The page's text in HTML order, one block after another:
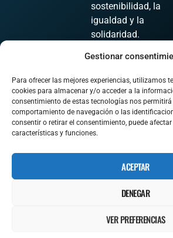
Gestionar
Para ofrecer las mejores experiencias, utilizamos
cookies para almacenar y/o acceder a la
consentimiento de estas tecnologías nos
comportamiento de navegación o las
consentir o retirar el consentimiento, puede
características y funciones.
ACEPTAR
DENEGAR
VER PREFERENCIAS
sostenibilidad, la
igualdad y la
solidaridad.
EMAIL